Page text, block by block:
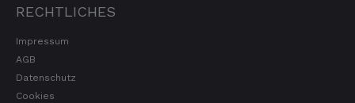
RECHTLICHES
Impressum
AGB
Datenschutz
Cookies